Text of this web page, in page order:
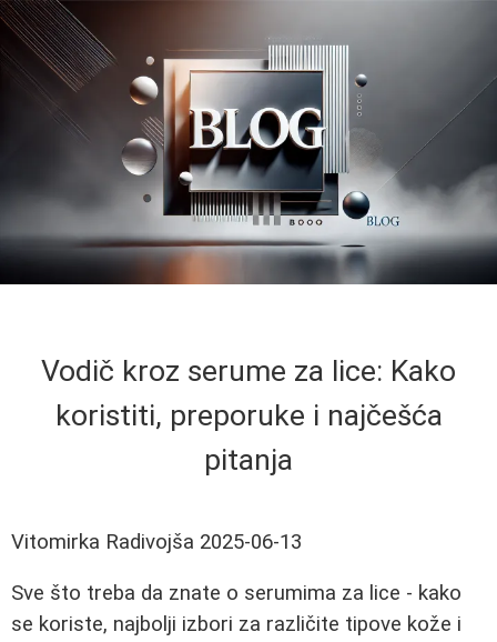
Vodič kroz serume za lice: Kako
koristiti, preporuke i najčešća
pitanja
Vitomirka Radivojša 2025-06-13
Sve što treba da znate o serumima za lice - kako
se koriste, najbolji izbori za različite tipove kože i